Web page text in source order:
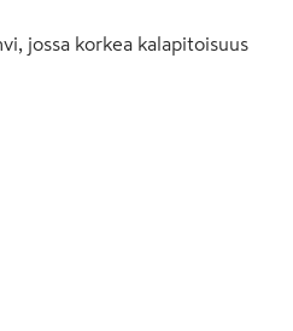
jossa korkea kalapitoisuus